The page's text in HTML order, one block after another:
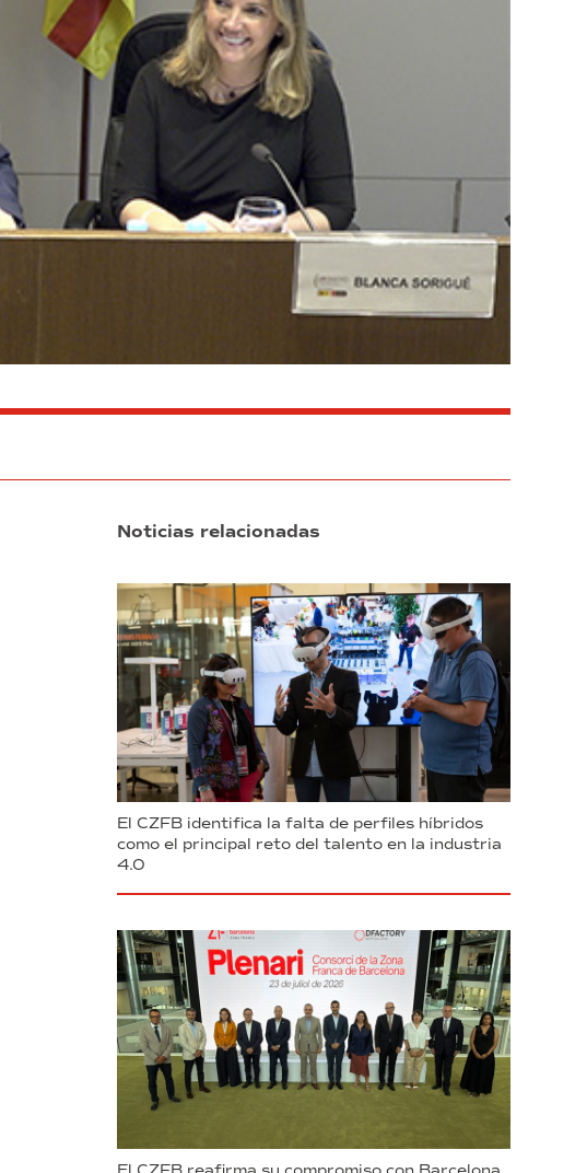
Noticias relacionadas
El CZFB identifica la falta de perfiles híbridos
como el principal reto del talento en la industria
4.0